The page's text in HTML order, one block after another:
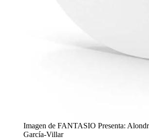
Imagen de FANTASIO Presenta:
García-Villar